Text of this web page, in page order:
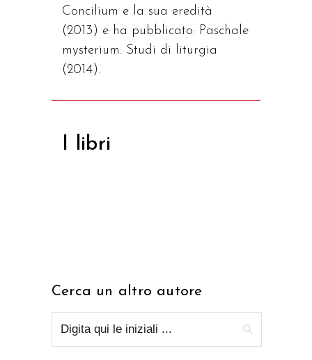
Concilium e la sua eredità
(2013) e ha pubblicato: Paschale
mysterium. Studi di liturgia
(2014).
I libri
Cerca un altro autore